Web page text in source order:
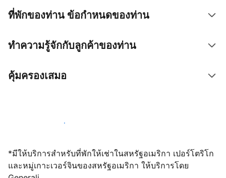
ที่พักของท่าน ข้อกำหนดของท่าน
ทำความรู้จักกับลูกค้าของท่าน
คุ้มครองเสมอ
เปิดให้จองผ่านเราตั้งแต่วันนี้
*มีให้บริการสำหรับที่พักให้เช่าในสหรัฐอเมริกา เปอร์โตริโก
และหมู่เกาะเวอร์จินของสหรัฐอเมริกา ให้บริการโดย